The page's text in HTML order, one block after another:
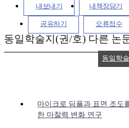
내보내기 내책장담기
공유하기 오류접수
동일학술지(권/호) 다른 논
마이크로 딤플과 표면 조도
한 마찰력 변화 연구
동일학